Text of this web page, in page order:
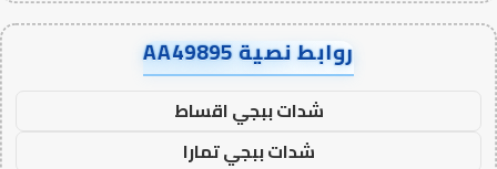
روابط نصية AA49895
شدات ببجي اقساط
شدات ببجي تمارا